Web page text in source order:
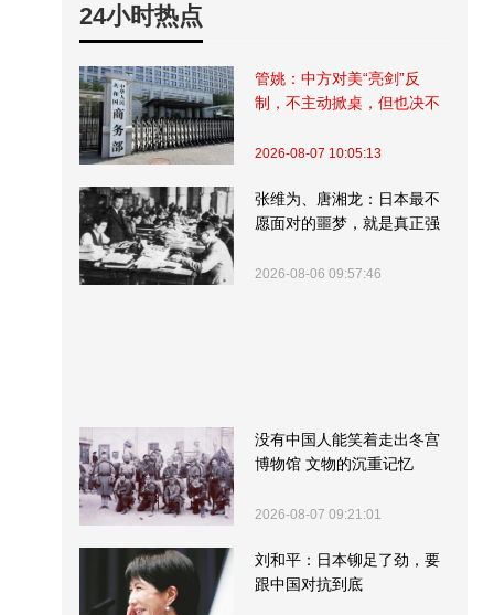
24小时热点
管姚：中方对美“亮剑”反
制，不主动掀桌，但也决不
2026-08-07 10:05:13
张维为、唐湘龙：日本最不
愿面对的噩梦，就是真正强
2026-08-06 09:57:46
没有中国人能笑着走出冬宫
博物馆 文物的沉重记忆
2026-08-07 09:21:01
刘和平：日本铆足了劲，要
跟中国对抗到底